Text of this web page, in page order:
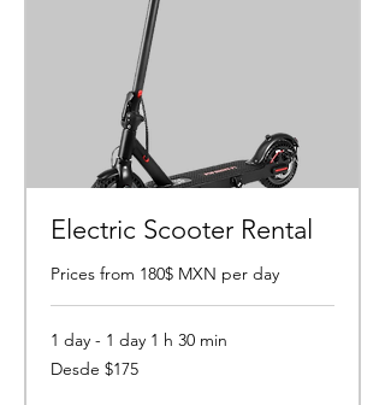
Electric Scooter Rental
Prices from 180$ MXN per day
1 day - 1 day 1 h 30 min
Desde
175
Desde $175